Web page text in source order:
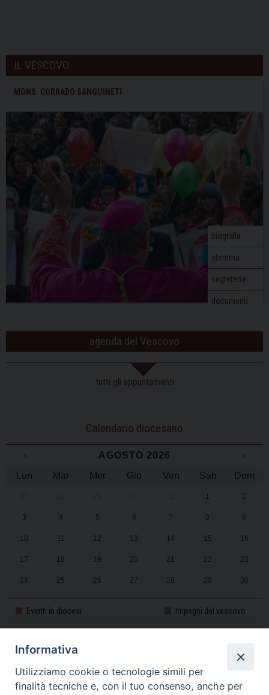
IL VESCOVO
MONS. CORRADO SANGUINETI
biografia
stemma
segreteria
documenti
agenda del Vescovo
tutti gli appuntamenti
Calendario diocesano
‹ AGOSTO 2026
›
Lun
Mar Mer Gio Ven Sab Dom
1 2
3 4 5 6 7 8 9
10 11 12 13 14 15 16
17 18 19 20 21 22 23
24 25 26 27 28 29 30
31 1 2 3 4 5 6
Eventi in diocesi Impegni del vescovo
CALENDARIO PASTORALE 2025-2026
Informativa
Utilizziamo cookie o tecnologie simili per
finalità tecniche e, con il tuo consenso, anche per